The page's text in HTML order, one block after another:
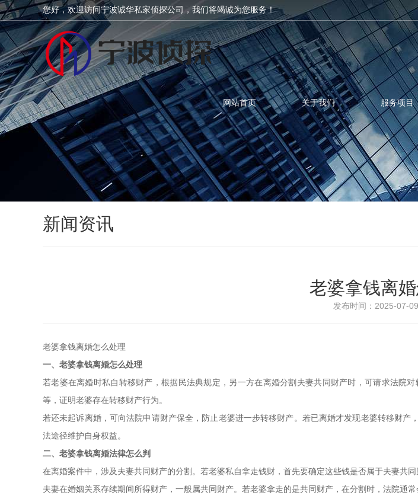
您好，欢迎访问宁波诚华私家侦探公司，我们将竭诚为您服务！
网站首页 关于我们 服务项目
新闻资讯
老婆拿钱离
发布时间：2025-07-09
老婆拿钱离婚怎么处理
一、老婆拿钱离婚怎么处理
若老婆在离婚时私自转移财产，根据民法典规定，另一方在离婚分割夫妻共同财产时，可请求法院
等，证明老婆存在转移财产行为。
若还未起诉离婚，可向法院申请财产保全，防止老婆进一步转移财产。若已离婚才发现老婆转移财
法途径维护自身权益。
二、老婆拿钱离婚法律怎么判
在离婚案件中，涉及夫妻共同财产的分割。若老婆私自拿走钱财，首先要确定这些钱是否属于夫妻共同
夫妻在婚姻关系存续期间所得财产，一般属共同财产。若老婆拿走的是共同财产，在分割时，法院通